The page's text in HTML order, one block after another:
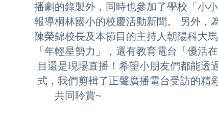
劇 的錄製外，同時也參加了學校「小
導桐林國小的校慶活動新聞。 另外，
榮錦校長及本節目的主持人朝陽科大
年輕星勢力」
，還有教育電台「優活
還是現場直播！希望小朋友們都能透
， 我們剪輯了正聲廣播電台受訪的精
賞~